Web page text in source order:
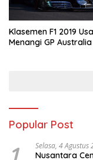
Klasemen F1 2019
Menangi GP Australia
Popular Post
Selasa, 4
Nusantara